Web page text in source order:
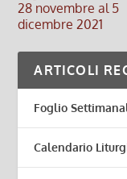
28 novembre al 5
dicembre 2021
ARTICOLI
Foglio
Calendario